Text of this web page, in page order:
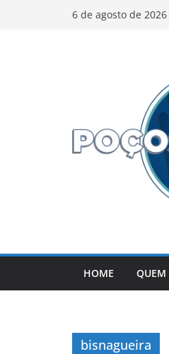
6 de agosto de 2026
HOME QUEM
bisnagueira